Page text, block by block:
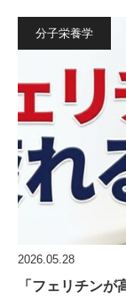
分子栄養学
2026.05.28
「フェリチン